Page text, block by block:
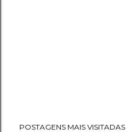
POSTAGENS MAIS VISITADAS